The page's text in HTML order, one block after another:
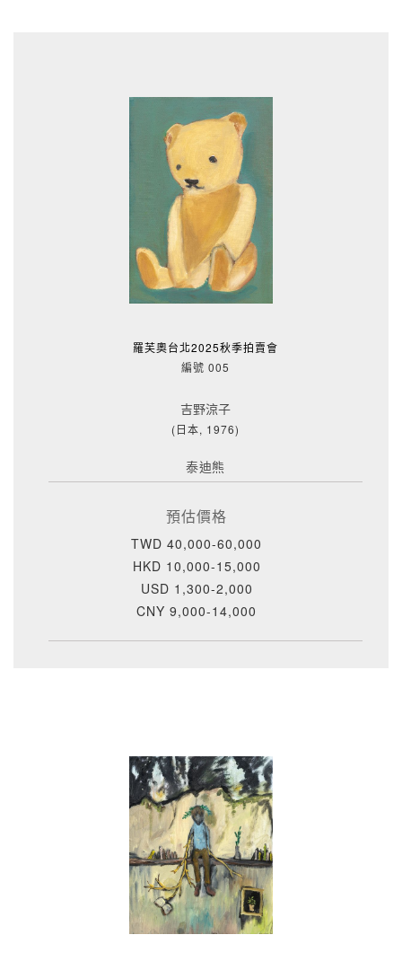
羅芙奧台北2025秋季拍賣會
編號 005
吉野涼子
(日本, 1976)
泰迪熊
預估價格
TWD 40,000-60,000
HKD 10,000-15,000
USD 1,300-2,000
CNY 9,000-14,000